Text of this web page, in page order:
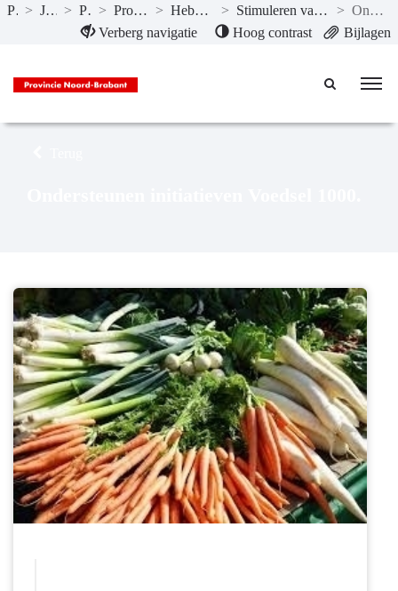
Naar hoofdinhoud
Publicaties> Jaarstukken 2020 > Programma’s> Programma 7 Landbouw en voedsel > Hebben we bereikt wat we wilden bereiken? > Stimuleren van de ontwikkeling van een economisch gezonde agrarische sector in Noord-Brabant >
Ondersteunen initiatieven Voedsel 1000.
Verberg navigatie
Hoog contrast Bijlagen